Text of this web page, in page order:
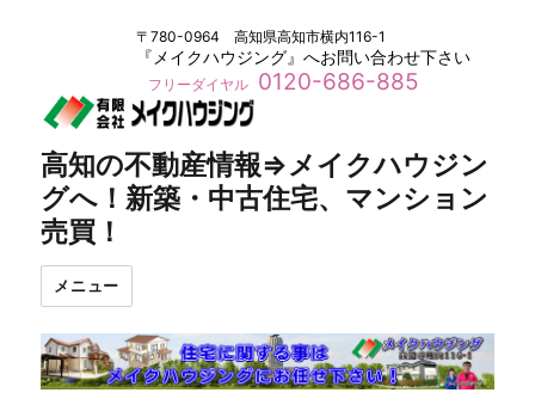
〒780-0964 高知県高知市横内116-1
『メイクハウジング』へお問い合わせ下さい
フリーダイヤル 0120-686-885
高知の不動産情報⇒メイクハウジン
グへ！新築・中古住宅、マンション
売買！
メニュー